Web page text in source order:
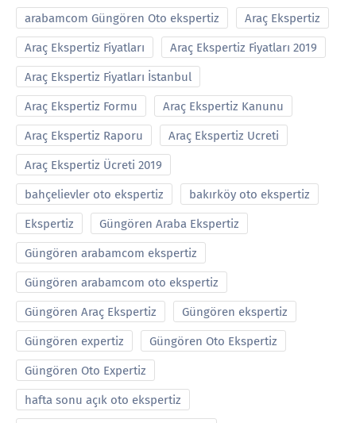
arabamcom Güngören Oto ekspertiz Araç Ekspertiz
Araç Ekspertiz Fiyatları Araç Ekspertiz Fiyatları 2019
Araç Ekspertiz Fiyatları İstanbul
Araç Ekspertiz Formu Araç Ekspertiz Kanunu
Araç Ekspertiz Raporu Araç Ekspertiz Ucreti
Araç Ekspertiz Ücreti 2019
bahçelievler oto ekspertiz bakırköy oto ekspertiz
Ekspertiz Güngören Araba Ekspertiz
Güngören arabamcom ekspertiz
Güngören arabamcom oto ekspertiz
Güngören Araç Ekspertiz Güngören ekspertiz
Güngören expertiz Güngören Oto Ekspertiz
Güngören Oto Expertiz
hafta sonu açık oto ekspertiz